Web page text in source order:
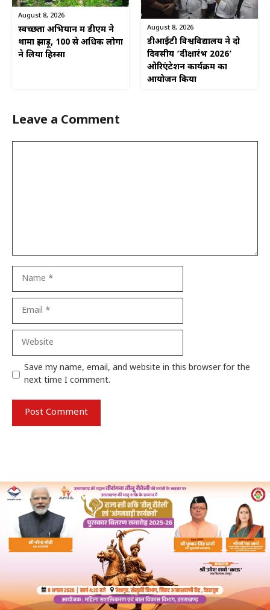
August 8, 2026
स्वच्छता अभियान में डीएम ने
थामा झाड़ू, 100 से अधिक लोगों
ने लिया हिस्सा
August 8, 2026
डीआईटी विश्वविद्यालय ने दो
दिवसीय ‘दीक्षारंभ 2026’
ओरिएंटेशन कार्यक्रम का
आयोजन किया
Leave a Comment
Website
Save my name, email, and website in this browser for the
next time I comment.